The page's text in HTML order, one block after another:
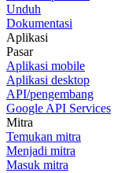
Unduh
Dokumentasi
Aplikasi
Pasar
Aplikasi mobile
Aplikasi desktop
API/pengembang
Google API Services
Mitra
Temukan mitra
Menjadi mitra
Masuk mitra